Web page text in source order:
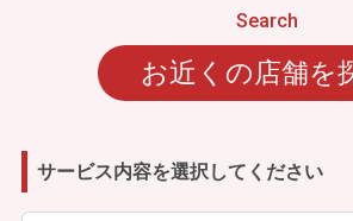
お近くの店舗を
サービス内容を選択してください